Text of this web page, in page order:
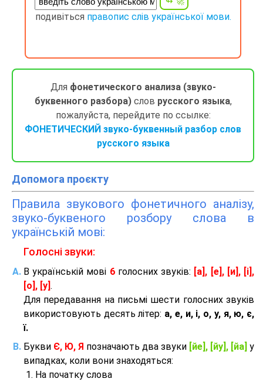
подивіться правопис слів української мови.
Для фонетического анализа (звуко-
буквенного разбора)слов русского языка,
пожалуйста, перейдите по ссылке:
ФОНЕТИЧЕСКИЙ звуко-буквенный разбор слов
русского языка
Допомога проєкту
Правила звукового фонетичного аналізу,
звуко-буквеного розбору слова в
українській мові:
Голосні звуки:
В українській мові 6голосних звуків:
[а], [е], [и], [і],
[о], [у] .
Для передавання на письмі шести голосних звуків
використовують десять літер: а, е, и, і, о, у, я, ю, є,
ї.
Букви Є, Ю, Я позначають два звуки [йе], [йу], [йа] у
випадках, коли вони знаходяться:
На початку слова